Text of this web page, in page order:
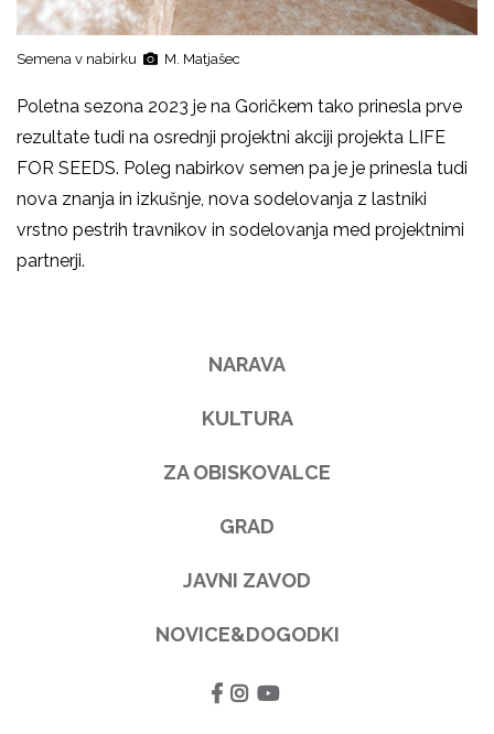
Semena v nabirku M. Matjašec
Poletna sezona 2023 je na Goričkem tako prinesla prve
rezultate tudi na osrednji projektni akciji projekta LIFE
FOR SEEDS. Poleg nabirkov semen pa je je prinesla tudi
nova znanja in izkušnje, nova sodelovanja z lastniki
vrstno pestrih travnikov in sodelovanja med projektnimi
partnerji.
NARAVA
KULTURA
ZA OBISKOVALCE
GRAD
JAVNI ZAVOD
NOVICE&DOGODKI